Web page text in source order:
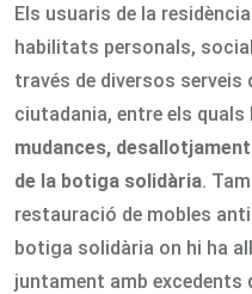
Els usuaris de la
habilitats personals,
través de diversos serveis
ciutadania, entre els quals
mudances,
de la botiga solidària.
restauració de mobles
botiga solidària on hi ha
juntament amb excedents